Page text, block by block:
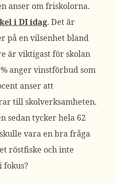
anser om friskolorna.
i DI idag. Det är
på en vilsenhet bland
är viktigast för skolan
anger vinstförbud som
anser att
till skolverksamheten.
sedan tycker hela 62
vara en bra fråga
röstfiske och inte
fokus?